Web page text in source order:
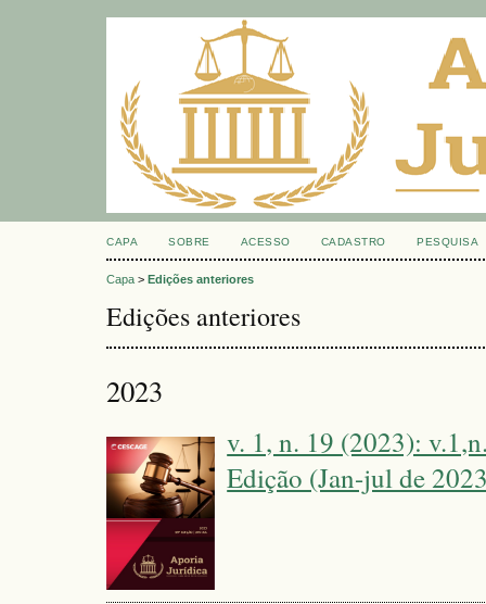
CAPA SOBRE ACESSO CADASTRO PESQUISA
Capa > Edições anteriores
Edições anteriores
2023
v. 1, n. 19 (2023):
Edição (Jan-jul de